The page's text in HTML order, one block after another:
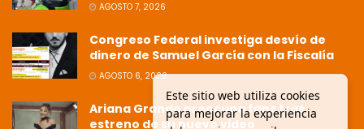
AGOSTO 7, 2026
Congreso Federal investiga desvío de
dinero de Samuel García con la Fiscalía
AGOSTO 6, 2026
Ariana Grande preocupa fans tras
estreno de su nuevo video
Este sitio web utiliza cookies
para mejorar la experiencia